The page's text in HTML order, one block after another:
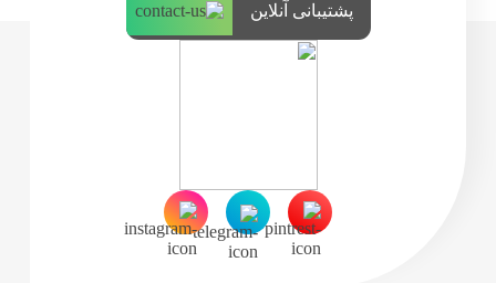
پشتیبانی آنلاین